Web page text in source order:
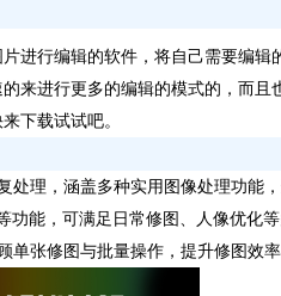
进行编辑的软件，将自己需要编辑
来进行更多的编辑的模式的，而且
下载试试吧。
理，涵盖多种实用图像处理功能，
能，可满足日常修图、人像优化等
张修图与批量操作，提升修图效率